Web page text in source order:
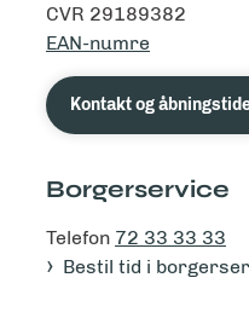
CVR 29189382
EAN-numre
Kontakt og
Borgerservice
Telefon 72 33 33 33
Bestil tid i